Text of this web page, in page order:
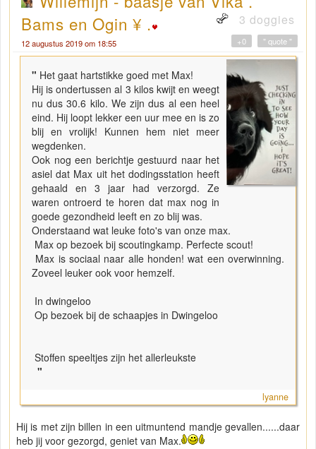
Bams en Ogin ¥ .
3 doggies
12 augustus 2019 om 18:55 " quote "
+0
" Het gaat hartstikke goed met Max!
Hij is ondertussen al 3 kilos kwijt en weegt
nu dus 30.6 kilo. We zijn dus al een heel
eind. Hij loopt lekker een uur mee en is zo
blij en vrolijk! Kunnen hem niet meer
wegdenken.
Ook nog een berichtje gestuurd naar het
asiel dat Max uit het dodingsstation heeft
gehaald en 3 jaar had verzorgd. Ze
waren ontroerd te horen dat max nog in
goede gezondheid leeft en zo blij was.
Onderstaand wat leuke foto's van onze max.
Max op bezoek bij scoutingkamp. Perfecte scout!
Max is sociaal naar alle honden! wat een overwinning.
Zoveel leuker ook voor hemzelf.
In dwingeloo
Op bezoek bij de schaapjes in Dwingeloo
Stoffen speeltjes zijn het allerleukste
"
lyanne
Hij is met zijn billen in een uitmuntend mandje gevallen......daar
heb jij voor gezorgd, geniet van Max.